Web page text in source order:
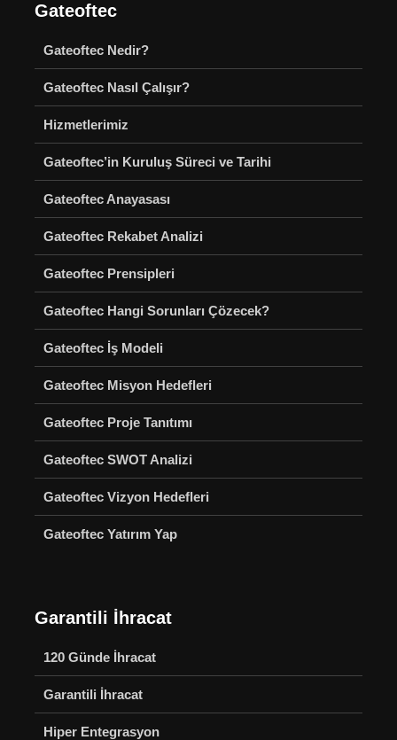
Gateoftec
Gateoftec Nedir?
Gateoftec Nasıl Çalışır?
Hizmetlerimiz
Gateoftec’in Kuruluş Süreci ve Tarihi
Gateoftec Anayasası
Gateoftec Rekabet Analizi
Gateoftec Prensipleri
Gateoftec Hangi Sorunları Çözecek?
Gateoftec İş Modeli
Gateoftec Misyon Hedefleri
Gateoftec Proje Tanıtımı
Gateoftec SWOT Analizi
Gateoftec Vizyon Hedefleri
Gateoftec Yatırım Yap
Garantili İhracat
120 Günde İhracat
Garantili İhracat
Hiper Entegrasyon